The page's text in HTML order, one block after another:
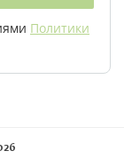
Политики